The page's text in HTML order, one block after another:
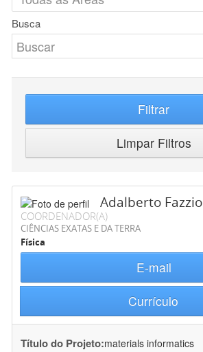
Busca
Filtrar
Limpar Filtros
Adalberto Fazzio
COORDENADOR(A)
CIÊNCIAS EXATAS E DA TERRA
Física
E-mail
Currículo
Título do Projeto:materials informatics